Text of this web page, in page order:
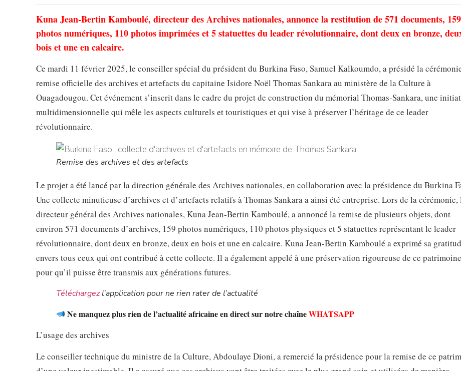
Kuna Jean-Bertin Kamboulé, directeur des Archives nationales, annonce la restitution de 571 documents, 159
photos numériques, 110 photos imprimées et 5 statuettes du leader révolutionnaire, dont deux en bronze,
bois et une en calcaire.
Ce mardi 11 février 2025, le conseiller spécial du président du Burkina Faso, Samuel Kalkoumdo, a présidé la
remise officielle des archives et artefacts du capitaine Isidore Noël Thomas Sankara au ministère de la Culture à
Ouagadougou. Cet événement s’inscrit dans le cadre du projet de construction du mémorial Thomas-Sankara, une
multidimensionnelle qui mêle les aspects culturels et touristiques et qui vise à préserver l’héritage de ce leader
révolutionnaire.
Remise des archives et des artefacts
Le projet a été lancé par la direction générale des Archives nationales, en collaboration avec la présidence du Burkina
Une collecte minutieuse d’archives et d’artefacts relatifs à Thomas Sankara a ainsi été entreprise. Lors de la cérémonie,
directeur général des Archives nationales, Kuna Jean-Bertin Kamboulé, a annoncé la remise de plusieurs objets, dont
environ 571 documents d’archives, 159 photos numériques, 110 photos physiques et 5 statuettes représentant le leader
révolutionnaire, dont deux en bronze, deux en bois et une en calcaire. Kuna Jean-Bertin Kamboulé a exprimé sa
envers tous ceux qui ont contribué à cette collecte. Il a également appelé à une préservation rigoureuse de ce patrimoine
pour qu’il puisse être transmis aux générations futures.
Téléchargezl’application pour ne rien rater de l’actualité
Ne manquez plus rien de l’actualité africaine en direct sur notre chaîneWHATSAPP
L’usage des archives
Le conseiller technique du ministre de la Culture, Abdoulaye Dioni, a remercié la présidence pour la remise de ce